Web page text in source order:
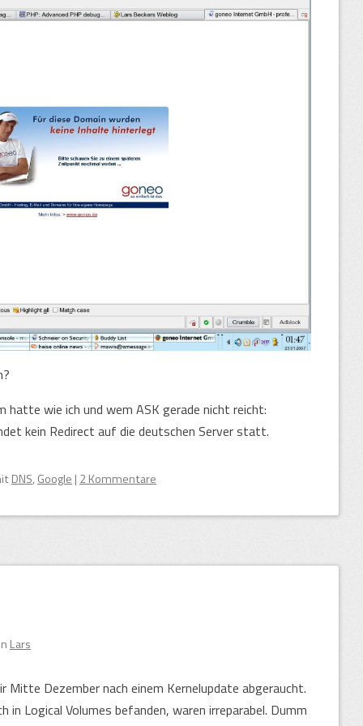
hatte wie ich und wem ASK gerade nicht reicht:
kein Redirect auf die deutschen Server statt.
DNS,Google | 2 Kommentare
Lars
Dezember nach einem Kernelupdate abgeraucht.
in Logical Volumes befanden, waren irreparabel. Dumm